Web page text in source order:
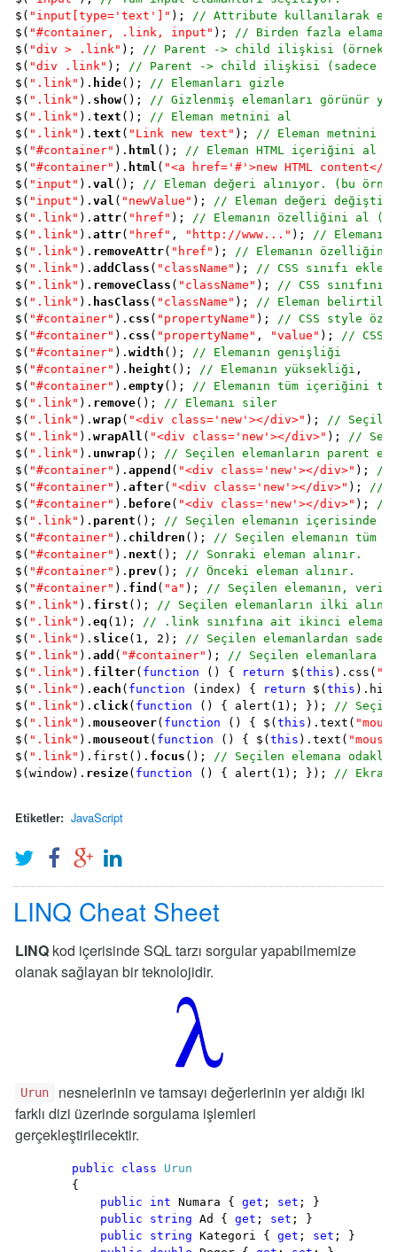
$( "input[type='text']" );
// Attribute kullanılarak
$( "#container, .link, input" );
// Birden fazla
$( "div > .link" );
// Parent -> child ilişkisi
$( "div .link" );
// Parent -> child ilişkisi (sadece
$( ".link" ). hide();
// Elemanları gizle
$( ".link" ). show();
// Gizlenmiş elemanları görünür yap
$( ".link" ). text ();
// Eleman metnini al
$( ".link" ). text ( "Link new text" );
// Eleman metnini al
$( "#container" ). html ();
// Eleman HTML içeriğini al
$( "#container" ). html ( "<a href='#'>new HTML content</
$( "input" ). val ();
// Eleman değeri alınıyor. (bu
$( "input" ). val ( "newValue" );
// Eleman değeri
$( ".link" ). attr( "href" );
// Elemanın özelliğini al
$( ".link" ). attr( "href" , "http://www..." );
//
$( ".link" ). removeAttr( "href" );
// Elemanın
$( ".link" ). addClass ( "className" );
// CSS sınıfı ekler
$( ".link" ). removeClass ( "className" );
// CSS sınıfını
$( ".link" ). hasClass ( "className" );
// Eleman belirtilen
$( "#container" ). css ( "propertyName" );
// CSS style
$( "#container" ). css ( "propertyName" , "value" );
//
$( "#container" ). width ();
// Elemanın genişliği
$( "#container" ). height (); // Elemanın yüksekliği ,
$( "#container" ). empty();
// Elemanın tüm içeriğini
$( ".link" ). remove();
// Elemanı siler
$( ".link" ). wrap( "<div class='new'></div>" );
//
$( ".link" ). wrapAll ( "<div class='new'></div>" );
//
$( ".link" ). unwrap();
// Seçilen elemanların parent
$( "#container" ). append ( "<div class='new'></div>" );
//
$( "#container" ). after( "<div class='new'></div>" );
//
$( "#container" ). before( "<div class='new'></div>" );
//
$( ".link" ). parent ();
// Seçilen elemanın içerisinde
$( "#container" ). children ();
// Seçilen elemanın tüm
$( "#container" ). next ();
// Sonraki eleman alınır.
$( "#container" ). prev();
// Önceki eleman alınır.
$( "#container" ). find ( "a" );
// Seçilen elemanın,
$( ".link" ). first ();
// Seçilen elemanların ilki
$( ".link" ). eq (1);
// .link sınıfına ait ikinci eleman
$( ".link" ). slice(1, 2);
// Seçilen elemanlardan
$( ".link" ). add ( "#container" );
// Seçilen elemanlara
$( ".link" ). filter( function () { return $( this ).css(
$( ".link" ). each ( function (index) { return $( this
$( ".link" ). click( function () { alert(1); });
//
$( ".link" ). mouseover( function () { $( this ).text(
$( ".link" ). mouseout ( function () { $( this ).text(
$( ".link" ).first(). focus ();
// Seçilen elemana odaklan
$(window). resize( function () { alert(1); }); // Ekran
Etiketler: JavaScript
LINQ Cheat Sheet
LINQ kod içerisinde SQL tarzı sorgular yapabilmemize
olanak sağlayan bir teknolojidir.
Urun
nesnelerinin ve tamsayı değerlerinin yer aldığı iki
farklı dizi üzerinde sorgulama işlemleri
gerçekleştirilecektir.
public class
Urun
        {
public
int Numara { get ; set ; }
public
string Ad { get ; set ; }
public
string Kategori { get ; set ; }